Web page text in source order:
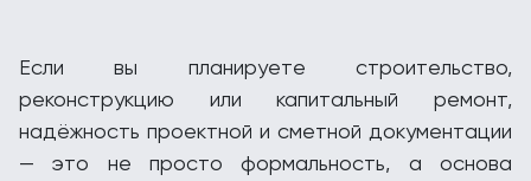
Если вы планируете строительство,
реконструкцию или капитальный ремонт,
надёжность проектной и сметной документации
— это не просто формальность, а основа